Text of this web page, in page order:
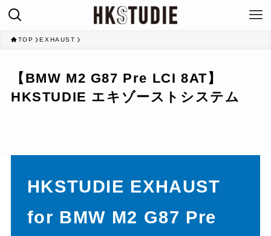
TOP EXHAUST
【BMW M2 G87 Pre LCI 8AT】
HKSTUDIE エキゾーストシステム
HKSTUDIE EXHAUST
for BMW M2 G87 Pre